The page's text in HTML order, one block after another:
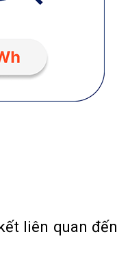
liên quan đến